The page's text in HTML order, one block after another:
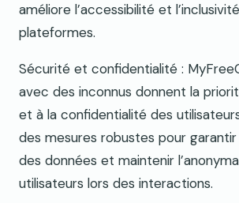
améliore l’accessibilité et
plateformes.
Sécurité et confidentialité :
avec des inconnus donnent la
et à la confidentialité des
des mesures robustes pour
des données et maintenir
utilisateurs lors des interactions.